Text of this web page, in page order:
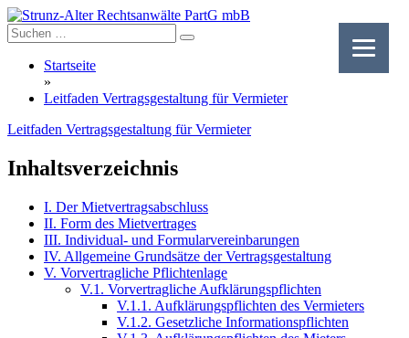
Skip
to
content
Startseite
»
Leitfaden Vertragsgestaltung für Vermieter
Leitfaden Vertragsgestaltung für Vermieter
Inhaltsverzeichnis
I. Der Mietvertragsabschluss
II. Form des Mietvertrages
III. Individual- und Formularvereinbarungen
IV. Allgemeine Grundsätze der Vertragsgestaltung
V. Vorvertragliche Pflichtenlage
V.1. Vorvertragliche Aufklärungspflichten
V.1.1. Aufklärungspflichten des Vermieters
V.1.2. Gesetzliche Informationspflichten